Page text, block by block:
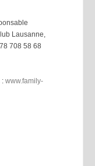
Lausanne,
708 58 68
: www.family-